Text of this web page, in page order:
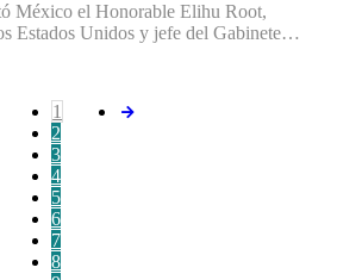
México el Honorable Elihu Root,
Estados Unidos y jefe del Gabinete…
1
2
3
4
5
6
7
8